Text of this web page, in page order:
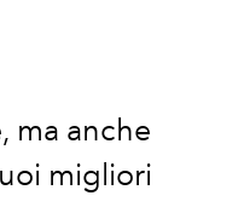
ma anche
migliori